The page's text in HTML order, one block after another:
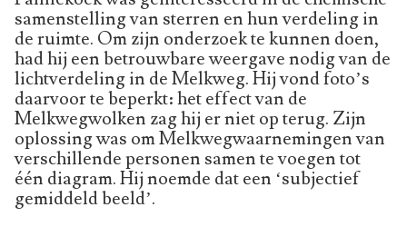
samenstelling van sterren en hun verdeling in
de ruimte. Om zijn onderzoek te kunnen doen,
had hij een betrouwbare weergave nodig van de
lichtverdeling in de Melkweg. Hij vond foto’s
daarvoor te beperkt: het effect van de
Melkwegwolken zag hij er niet op terug. Zijn
oplossing was om Melkwegwaarnemingen van
verschillende personen samen te voegen tot
één diagram. Hij noemde dat een ‘subjectief
gemiddeld beeld’.